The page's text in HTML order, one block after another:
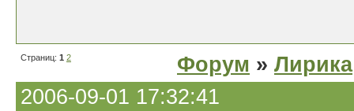
Страниц: 1 2 Форум » Лирика
2006-09-01 17:32:41